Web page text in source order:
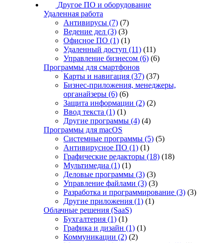
Другое ПО и оборудование
Удаленная работа
Антивирусы (7) (7)
Ведение дел (3) (3)
Офисное ПО (1) (1)
Удаленный доступ (11) (11)
Управление бизнесом (6) (6)
Программы для смартфонов
Карты и навигация (37) (37)
Бизнес-приложения, менеджеры,
органайзеры (6) (6)
Защита информации (2) (2)
Ввод текста (1) (1)
Другие программы (4) (4)
Программы для macOS
Системные программы (5) (5)
Антивирусное ПО (1) (1)
Графические редакторы (18) (18)
Мультимедиа (1) (1)
Деловые программы (3) (3)
Управление файлами (3) (3)
Разработка и программирование (3) (3)
Другие приложения (1) (1)
Облачные решения (SaaS)
Бухгалтерия (1) (1)
Графика и дизайн (1) (1)
Коммуникации (2) (2)